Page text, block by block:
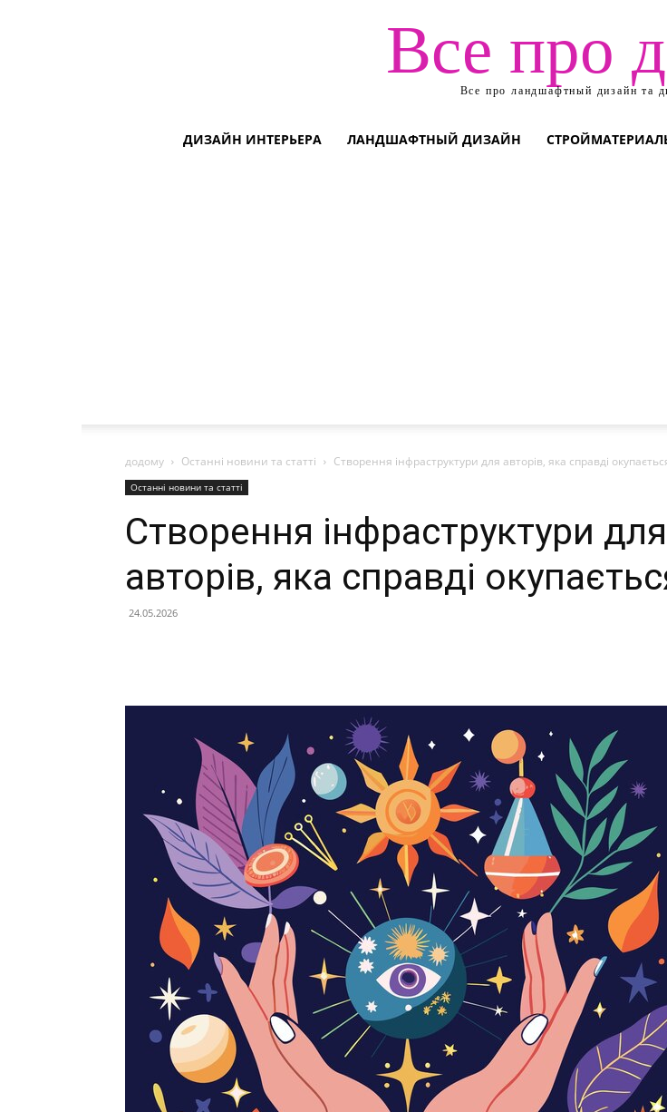
Все про
Все про ландшафтный дизайн та
ДИЗАЙН ИНТЕРЬЕРА ЛАНДШАФТНЫЙ ДИЗАЙН
додому Останні новини та статті Створення інфраструктури для авторів, яка справді
Останні новини та статті
Створення інфраструктури для
авторів, яка справді
24.05.2026